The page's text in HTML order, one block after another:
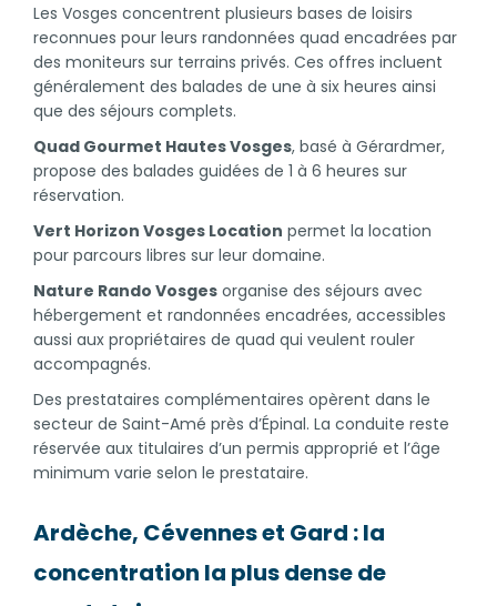
Les Vosges concentrent plusieurs bases de loisirs
reconnues pour leurs randonnées quad encadrées par
des moniteurs sur terrains privés. Ces offres incluent
généralement des balades de une à six heures ainsi
que des séjours complets.
Quad Gourmet Hautes Vosges, basé à Gérardmer,
propose des balades guidées de 1 à 6 heures sur
réservation.
Vert Horizon Vosges Location permet la location
pour parcours libres sur leur domaine.
Nature Rando Vosges organise des séjours avec
hébergement et randonnées encadrées, accessibles
aussi aux propriétaires de quad qui veulent rouler
accompagnés.
Des prestataires complémentaires opèrent dans le
secteur de Saint-Amé près d’Épinal. La conduite reste
réservée aux titulaires d’un permis approprié et l’âge
minimum varie selon le prestataire.
Ardèche, Cévennes et Gard : la
concentration la plus dense de